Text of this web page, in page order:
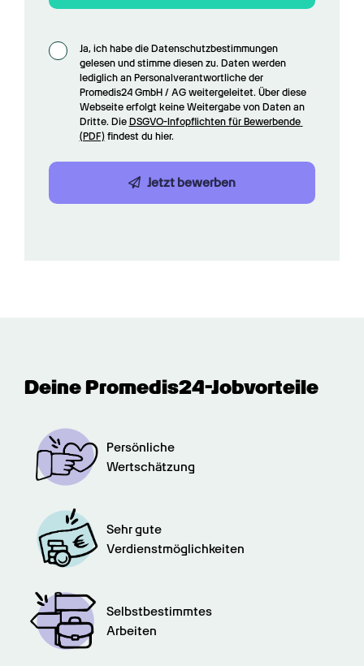
Ja, ich habe die Datenschutzbestimmungen
gelesen und stimme diesen zu. Daten werden
lediglich an Personalverantwortliche der
Promedis24 GmbH / AG weitergeleitet. Über diese
Webseite erfolgt keine Weitergabe von Daten an
Dritte. Die DSGVO-Infopflichten für Bewerbende
(PDF) findest du hier.
Jetzt bewerben
Deine Promedis24-Jobvorteile
Persönliche
Wertschätzung
Sehr gute
Verdienstmöglichkeiten
Selbstbestimmtes
Arbeiten